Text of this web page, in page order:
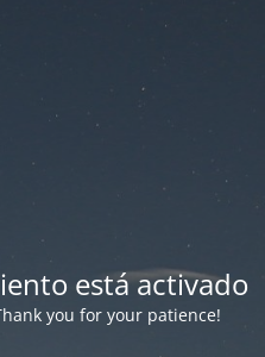
está activado
you for your patience!